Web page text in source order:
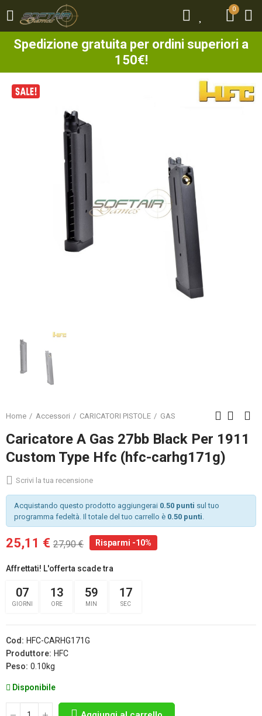
0
Spedizione gratuita per ordini superiori a
150€!
0
Home Accessori CARICATORI PISTOLE GAS
Caricatore A Gas 27bb Black Per 1911
Custom Type Hfc (hfc-carhg171g)
Scrivi la tua recensione
Acquistando questo prodotto aggiungerai 0.50 punti sul tuo
programma fedeltà. Il totale del tuo carrello è 0.50 punti
25,11 € 27,90 € Risparmi -10%
Affrettati! L'offerta scade tra
07
GIORNI
13
ORE
59
MIN
17
SEC
Cod: HFC-CARHG171G
Produttore: HFC
Peso: 0.10kg
Disponibile